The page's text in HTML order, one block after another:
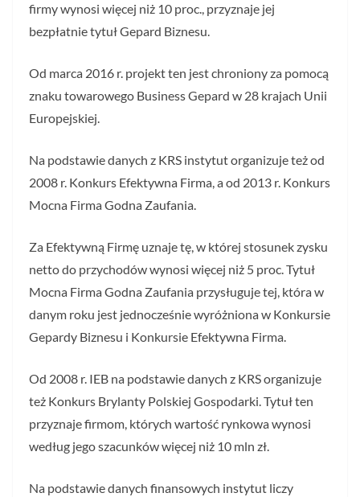
firmy wynosi więcej niż 10 proc., przyznaje jej
bezpłatnie tytuł Gepard Biznesu.
Od marca 2016 r. projekt ten jest chroniony za pomocą
znaku towarowego Business Gepard w 28 krajach Unii
Europejskiej.
Na podstawie danych z KRS instytut organizuje też od
2008 r. Konkurs Efektywna Firma, a od 2013 r. Konkurs
Mocna Firma Godna Zaufania.
Za Efektywną Firmę uznaje tę, w której stosunek zysku
netto do przychodów wynosi więcej niż 5 proc. Tytuł
Mocna Firma Godna Zaufania przysługuje tej, która w
danym roku jest jednocześnie wyróżniona w Konkursie
Gepardy Biznesu i Konkursie Efektywna Firma.
Od 2008 r. IEB na podstawie danych z KRS organizuje
też Konkurs Brylanty Polskiej Gospodarki. Tytuł ten
przyznaje firmom, których wartość rynkowa wynosi
według jego szacunków więcej niż 10 mln zł.
Na podstawie danych finansowych instytut liczy